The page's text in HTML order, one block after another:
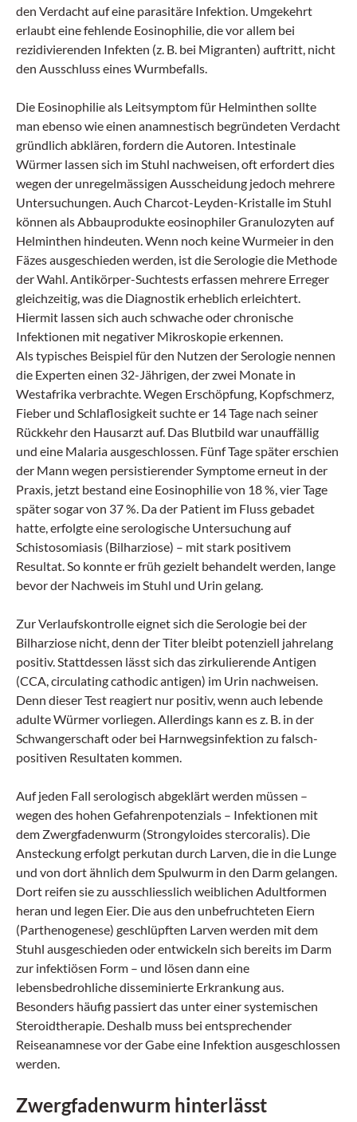
den Verdacht auf eine parasitäre Infektion. Umgekehrt
erlaubt eine fehlende Eosinophilie, die vor allem bei
rezidivierenden Infekten (z. B. bei Migranten) auftritt, nicht
den Ausschluss eines Wurmbefalls.
Die Eosinophilie als Leitsymptom für Helminthen sollte
man ebenso wie einen anamnestisch begründeten Verdacht
gründlich abklären, fordern die Autoren. Intestinale
Würmer lassen sich im Stuhl nachweisen, oft erfordert dies
wegen der unregelmässigen Ausscheidung jedoch mehrere
Untersuchungen. Auch Charcot-Leyden-Kristalle im Stuhl
können als Abbauprodukte eosinophiler Granulozyten auf
Helminthen hindeuten. Wenn noch keine Wurmeier in den
Fäzes ausgeschieden werden, ist die Serologie die Methode
der Wahl. Antikörper-Suchtests erfassen mehrere Erreger
gleichzeitig, was die Diagnostik erheblich erleichtert.
Hiermit lassen sich auch schwache oder chronische
Infektionen mit negativer Mikroskopie erkennen.
Als typisches Beispiel für den Nutzen der Serologie nennen
die Experten einen 32-Jährigen, der zwei Monate in
Westafrika verbrachte. Wegen Erschöpfung, Kopfschmerz,
Fieber und Schlaflosigkeit suchte er 14 Tage nach seiner
Rückkehr den Hausarzt auf. Das Blutbild war unauffällig
und eine Malaria ausgeschlossen. Fünf Tage später erschien
der Mann wegen persistierender Symptome erneut in der
Praxis, jetzt bestand eine Eosinophilie von 18 %, vier Tage
später sogar von 37 %. Da der Patient im Fluss gebadet
hatte, erfolgte eine serologische Untersuchung auf
Schistosomiasis (Bilharziose) – mit stark positivem
Resultat. So konnte er früh gezielt behandelt werden, lange
bevor der Nachweis im Stuhl und Urin gelang.
Zur Verlaufskontrolle eignet sich die Serologie bei der
Bilharziose nicht, denn der Titer bleibt potenziell jahrelang
positiv. Stattdessen lässt sich das zirkulierende Antigen
(CCA, circulating cathodic antigen) im Urin nachweisen.
Denn dieser Test reagiert nur positiv, wenn auch lebende
adulte Würmer vorliegen. Allerdings kann es z. B. in der
Schwangerschaft oder bei Harnwegs­infektion zu falsch-
positiven Resultaten kommen.
Auf jeden Fall serologisch abgeklärt werden müssen –
wegen des hohen Gefahrenpotenzials – Infektionen mit
dem Zwergfadenwurm (Strongyloides stercoralis). Die
Ansteckung erfolgt perkutan durch Larven, die in die Lunge
und von dort ähnlich dem Spulwurm in den Darm gelangen.
Dort reifen sie zu ausschliesslich weiblichen Adultformen
heran und legen Eier. Die aus den unbefruchteten Eiern
(Parthenogenese) geschlüpften Larven werden mit dem
Stuhl ausgeschieden oder entwickeln sich bereits im Darm
zur infektiösen Form – und lösen dann eine
lebensbedrohliche disseminierte Erkrankung aus.
Besonders häufig passiert das unter einer sys­temischen
Steroidtherapie. Deshalb muss bei entsprechender
Reiseanamnese vor der Gabe eine Infektion ausgeschlossen
werden.
Zwergfadenwurm hinterlässt